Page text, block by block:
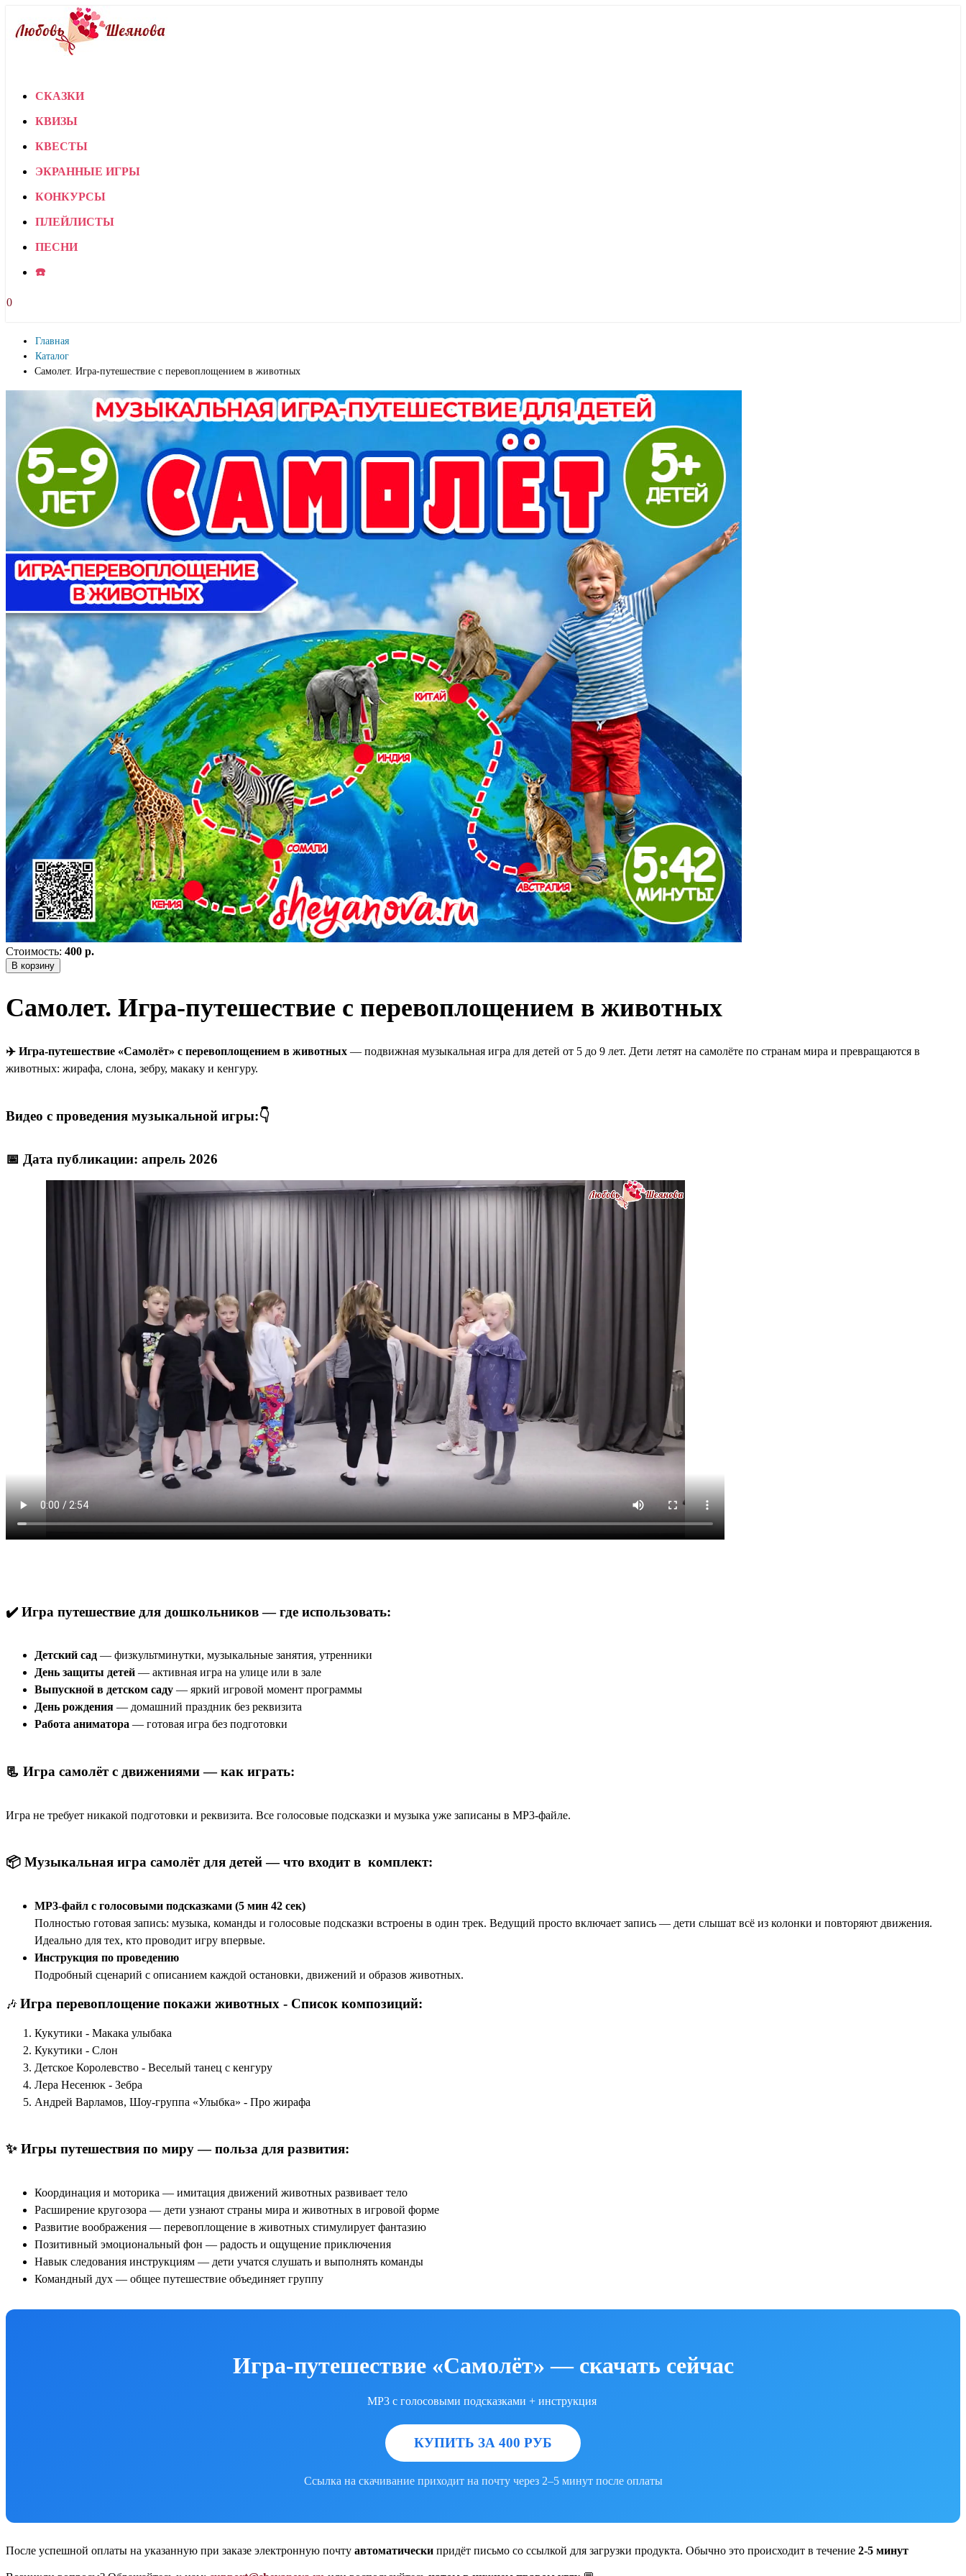
СКАЗКИ
КВИЗЫ
КВЕСТЫ
ЭКРАННЫЕ ИГРЫ
КОНКУРСЫ
ПЛЕЙЛИСТЫ
ПЕСНИ
☎️
0
Главная
Каталог
Самолет. Игра-путешествие с перевоплощением в животных
Стоимость: 400 р.
В корзину
Самолет. Игра-путешествие с перевоплощением в животных
✈️ Игра-путешествие «Самолёт» с перевоплощением в животных — подвижная музыкальная игра для детей от 5 до 9 лет. Дети летят на самолёте по странам мира и превращаются в
животных: жирафа, слона, зебру, макаку и кенгуру.
Видео с проведения музыкальной игры:👇
📅 Дата публикации: апрель 2026
✔️ Игра путешествие для дошкольников — где использовать:
Детский сад — физкультминутки, музыкальные занятия, утренники
День защиты детей — активная игра на улице или в зале
Выпускной в детском саду — яркий игровой момент программы
День рождения — домашний праздник без реквизита
Работа аниматора — готовая игра без подготовки
📃 Игра самолёт с движениями — как играть:
Игра не требует никакой подготовки и реквизита. Все голосовые подсказки и музыка уже записаны в MP3-файле.
📦 Музыкальная игра самолёт для детей — что входит в комплект:
MP3-файл с голосовыми подсказками (5 мин 42 сек)
Полностью готовая запись: музыка, команды и голосовые подсказки встроены в один трек. Ведущий просто включает запись — дети слышат всё из колонки и повторяют движения.
Идеально для тех, кто проводит игру впервые.
Инструкция по проведению
Подробный сценарий с описанием каждой остановки, движений и образов животных.
🎶 Игра перевоплощение покажи животных - Список композиций:
Кукутики - Макака улыбака
Кукутики - Слон
Детское Королевство - Веселый танец с кенгуру
Лера Несенюк - Зебра
Андрей Варламов, Шоу-группа «Улыбка» - Про жирафа
✨ Игры путешествия по миру — польза для развития:
Координация и моторика — имитация движений животных развивает тело
Расширение кругозора — дети узнают страны мира и животных в игровой форме
Развитие воображения — перевоплощение в животных стимулирует фантазию
Позитивный эмоциональный фон — радость и ощущение приключения
Навык следования инструкциям — дети учатся слушать и выполнять команды
Командный дух — общее путешествие объединяет группу
Игра-путешествие «Самолёт» — скачать сейчас
MP3 с голосовыми подсказками + инструкция
КУПИТЬ ЗА 400 РУБ
Ссылка на скачивание приходит на почту через 2–5 минут после оплаты
После успешной оплаты на указанную при заказе электронную почту автоматически придёт письмо со ссылкой для загрузки продукта. Обычно это происходит в течение 2-5 минут